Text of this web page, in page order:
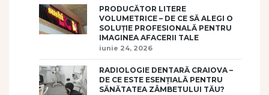
PRODUCĂTOR LITERE
VOLUMETRICE – DE CE SĂ ALEGI O
SOLUȚIE PROFESIONALĂ PENTRU
IMAGINEA AFACERII TALE
iunie 24, 2026
RADIOLOGIE DENTARĂ CRAIOVA –
DE CE ESTE ESENȚIALĂ PENTRU
SĂNĂTATEA ZÂMBETULUI TĂU?